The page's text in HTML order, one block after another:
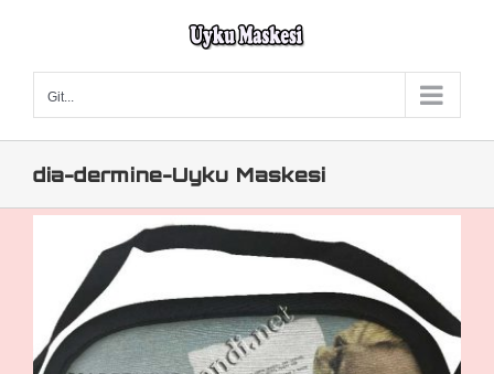
Git...
dia-dermine-Uyku Maskesi